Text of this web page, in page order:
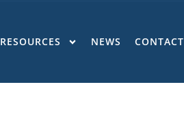
RESOURCES NEWS CONTACT